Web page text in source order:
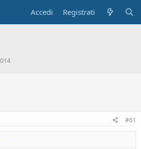
Accedi Registrati
#61